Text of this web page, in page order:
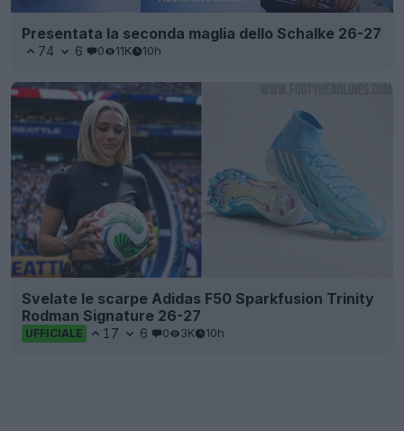
Presentata la seconda maglia dello Schalke 26-27
74 6 0 11K 10h
Svelate le scarpe Adidas F50 Sparkfusion Trinity
Rodman Signature 26-27
UFFICIALE 17 6 0 3K 10h